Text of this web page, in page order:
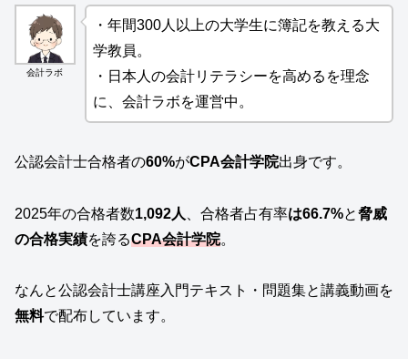
会計ラボ
・年間300人以上の大学生に簿記を教える大
学教員。
・日本人の会計リテラシーを高めるを理念
に、会計ラボを運営中。
公認会計士合格者の60%がCPA会計学院出身です。
2025年の合格者数1,092人 、合格者占有率は66.7%と脅威
の合格実績を誇るCPA会計学院。
なんと公認会計士講座入門テキスト・問題集と講義動画を
無料で配布しています。